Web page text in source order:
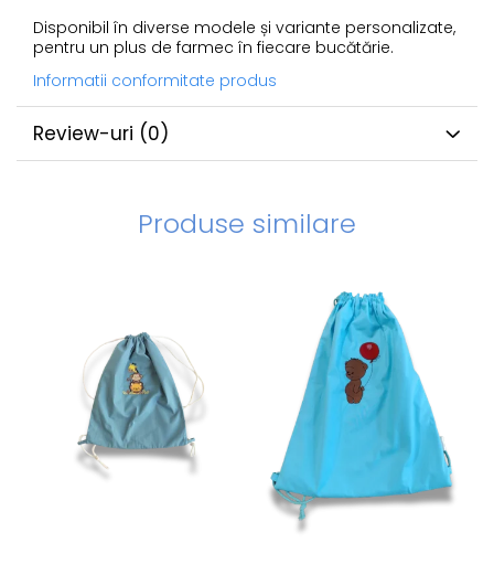
Disponibil în diverse modele și variante personalizate,
pentru un plus de farmec în fiecare bucătărie.
Informatii conformitate produs
Review-uri (0)
Produse similare